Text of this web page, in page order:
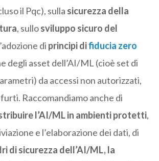
il Pqc), sulla sicurezza della
, sullosviluppo sicuro del
di principi difiducia zero
degli asset dell’AI/ML (cioè set di
da accessi non autorizzati,
Raccomandiamo anche di
l’AI/ML in ambienti protetti,
e l’elaborazione dei dati, di
di sicurezza dell’AI/ML, la